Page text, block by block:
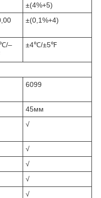
±(4%+5)
±(0,1%+4)
–
±4℃/±5℉
6099
45мм
√
√
√
√
√